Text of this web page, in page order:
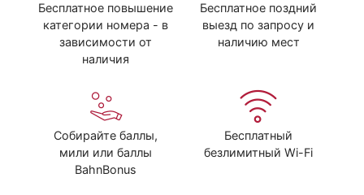
Бесплатное повышение
категории номера - в
зависимости от
наличия
Бесплатное поздний
выезд по запросу и
наличию мест
Собирайте баллы,
мили или баллы
BahnBonus
Бесплатный
безлимитный Wi-Fi